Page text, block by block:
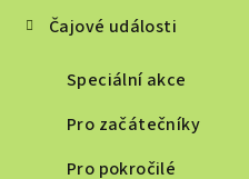
Čajové události
Speciální akce
Pro začátečníky
Pro pokročilé